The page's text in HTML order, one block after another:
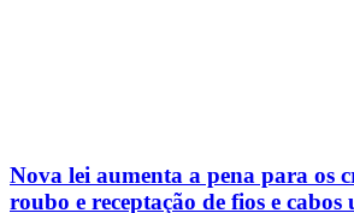
Nova lei aumenta a pena para os
roubo e receptação de fios e